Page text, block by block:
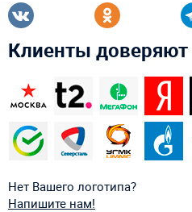
Клиенты доверяют
Нет Вашего логотипа?
Напишите нам!